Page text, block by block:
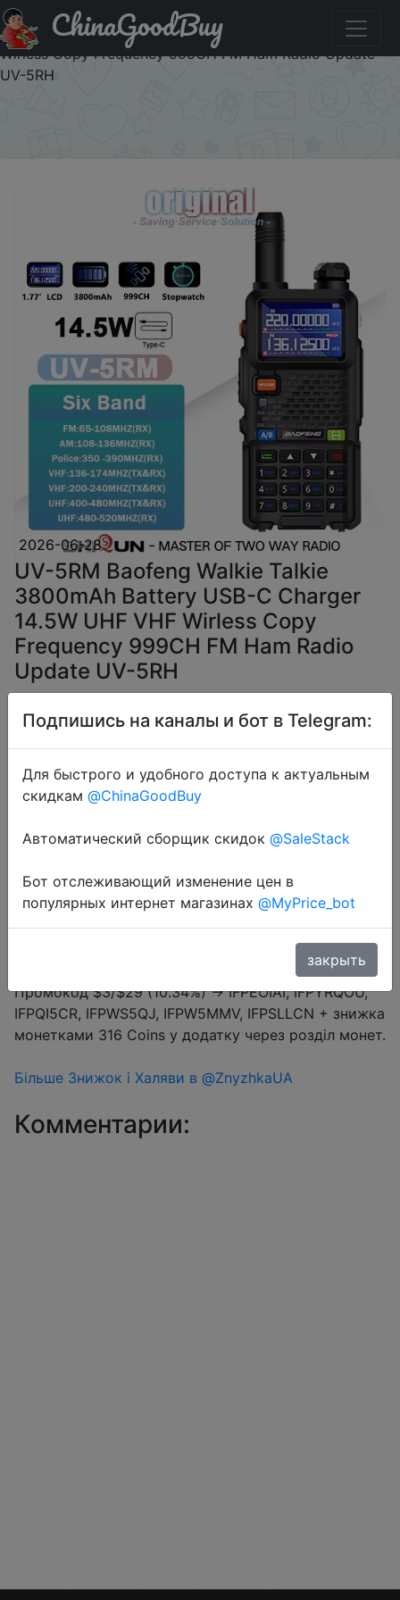
Купить с промокодом :IFPEOIAI UV-5RM Baofeng Walkie
Talkie 3800mAh Battery USB-C Charger 14.5W UHF VHF
Wirless Copy Frequency 999CH FM Ham Radio Update
UV-5RH
ChinaGoodBuy
2026-06-28
UV-5RM Baofeng Walkie Talkie
3800mAh Battery USB-C Charger
14.5W UHF VHF Wirless Copy
Frequency 999CH FM Ham Radio
Update UV-5RH
$23.63
Промокод:
Перейти в магазин
Промокод $3/$29 (10.34%) → IFPEOIAI, IFPYRQOU,
IFPQI5CR, IFPWS5QJ, IFPW5MMV, IFPSLLCN + знижка
монетками 316 Coins у додатку через розділ монет.
Більше Знижок і Халяви в @ZnyzhkaUA
Комментарии:
Подпишись на каналы и бот в Telegram:
Для быстрого и удобного доступа к актуальным
скидкам @ChinaGoodBuy
Автоматический сборщик скидок @SaleStack
Бот отслеживающий изменение цен в
популярных интернет магазинах @MyPrice_bot
закрыть